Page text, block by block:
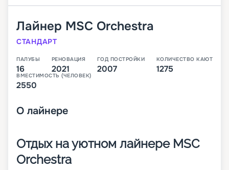
Лайнер MSC Orchestra
СТАНДАРТ
ПАЛУБЫ
16
РЕНОВАЦИЯ
2021
ГОД ПОСТРОЙКИ
2007
КОЛИЧЕСТВО КАЮТ
1275
ВМЕСТИМОСТЬ (ЧЕЛОВЕК)
2550
О лайнере
Отдых на уютном лайнере MSC
Orchestra